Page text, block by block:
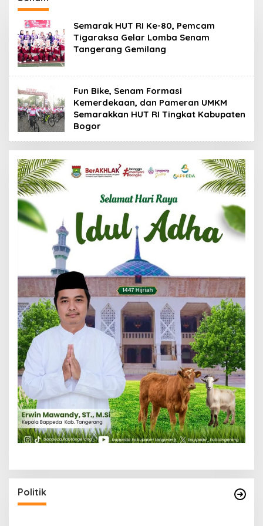
Semarak HUT RI Ke-80, Pemcam
Tigaraksa Gelar Lomba Senam
Tangerang Gemilang
Fun Bike, Senam Formasi
Kemerdekaan, dan Pameran UMKM
Semarakkan HUT RI Tingkat Kabupaten
Bogor
Politik